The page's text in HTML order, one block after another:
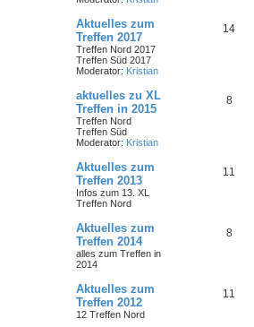
Aktuelles zum
Treffen 2017
Treffen Nord 2017
Treffen Süd 2017
Moderator: Kristian
14
aktuelles zu XL
Treffen in 2015
Treffen Nord
Treffen Süd
Moderator: Kristian
8
Aktuelles zum
Treffen 2013
Infos zum 13. XL
Treffen Nord
11
Aktuelles zum
Treffen 2014
alles zum Treffen in
2014
8
Aktuelles zum
Treffen 2012
12 Treffen Nord
11